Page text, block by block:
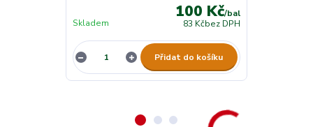
100 Kč/bal
83 Kčbez DPH
Skladem
Přidat do košíku